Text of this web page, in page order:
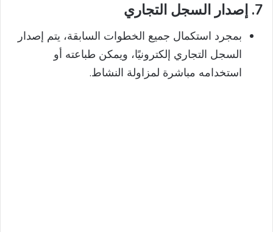
7. إصدار السجل التجاري
بمجرد استكمال جميع الخطوات السابقة، يتم إصدار
السجل التجاري إلكترونيًا، ويمكن طباعته أو
استخدامه مباشرة لمزاولة النشاط.